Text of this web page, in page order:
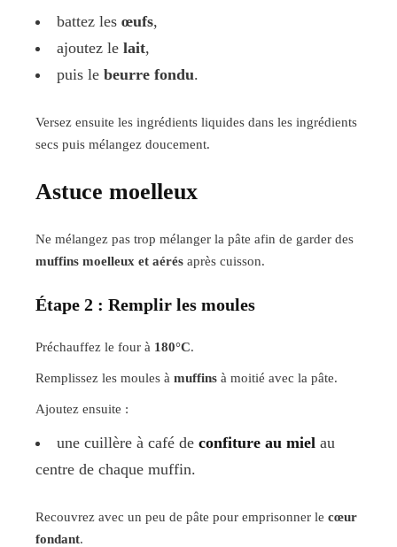
battez lesœufs,
ajoutez lelait,
puis lebeurre fondu.
Versez ensuite les ingrédients liquides dans les ingrédients
secs puis mélangez doucement.
Astuce moelleux
Ne mélangez pas trop mélanger la pâte afin de garder des
muffins moelleux et aérés après cuisson.
Étape 2 : Remplir les moules
Préchauffez le four à 180°C.
Remplissez les moules àmuffins à moitié avec la pâte.
Ajoutez ensuite :
une cuillère à café deconfiture au miel au
centre de chaque muffin.
Recouvrez avec un peu de pâte pour emprisonner le cœur
fondant.